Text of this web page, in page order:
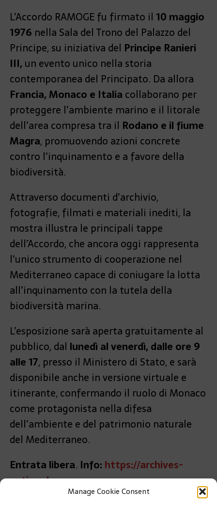
Manage Cookie Consent
L’Accordo RAMOGE fu firmato il 10 maggio
1976 nella Sala del Trono del Palazzo del
Principe, su iniziativa del Principe Ranieri
III,un evento unico nella storia
contemporanea del Principato. Da allora
Francia, Monaco e Italia collaborano per
proteggere l’ambiente marino e il litorale
dell’area compresa tra il Rodano e il fiume
Magra, promuovendo azioni concrete
contro l’inquinamento e a favore della
biodiversità.
Attraverso documenti d’archivio,
fotografie, filmati e materiali inediti, la
mostra illustra le principali tappe
dell’Accordo, che ancora oggi rappresenta
l’unico strumento di cooperazione nel
Mediterraneo capace di coniugare la lotta
all’inquinamento con la tutela della
biodiversità marina.
L’esposizione sarà aperta gratuitamente al
pubblico, dal lunedì al venerdì, dalle ore 9
alle 17, presso il Ministero di Stato, e sarà
disponibile anche in versione virtuale e
itinerante, confermando il ruolo di Monaco
come protagonista nella difesa
dell’ambiente e del patrimonio naturale
del Mediterraneo.
Entrata libera. Info: https://archives-
nationales.gouv.mc.
Tel.: +377 98 98 49 15